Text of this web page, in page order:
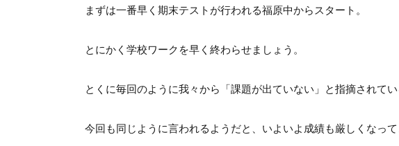
まずは一番早く期末テストが行われる福原中からスタート。
とにかく学校ワークを早く終わらせましょう。
とくに毎回のように我々から「課題が出ていない」と指摘されてい
今回も同じように言われるようだと、いよいよ成績も厳しくなって